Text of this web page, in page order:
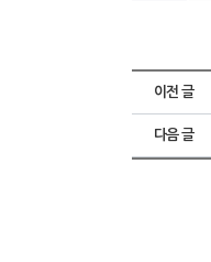
이전 글
다음 글